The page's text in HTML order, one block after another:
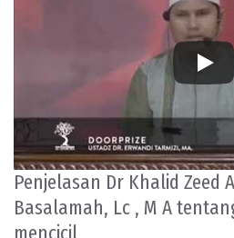
Penjelasan Dr Khalid Zeed
Basalamah, Lc , M A
mencicil